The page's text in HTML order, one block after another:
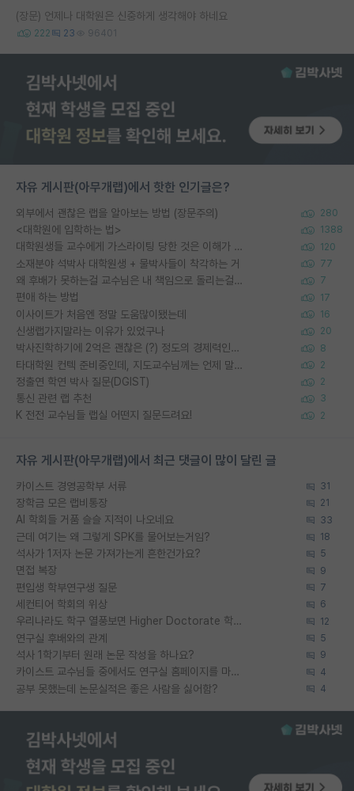
(장문) 언제나 대학원은 신중하게 생각해야 하네요
222 23 96401
자유 게시판(아무개랩)에서 핫한 인기글은?
외부에서 괜찮은 랩을 알아보는 방법 (장문주의) 280
<대학원에 입학하는 법> 1388
대학원생들 교수에게 가스라이팅 당한 것은 이해가 갑니다. 안타깝네요. 120
소재분야 석박사 대학원생 + 물박사들이 착각하는 거 77
왜 후배가 못하는걸 교수님은 내 책임으로 돌리는걸까요? 7
편애 하는 방법 17
이사이트가 처음엔 정말 도움많이됐는데 16
신생랩가지말라는 이유가 있었구나 20
박사진학하기에 2억은 괜찮은 (?) 정도의 경제력인가요 8
타대학원 컨텍 준비중인데, 지도교수님께는 언제 말씀드려야 할까요? 2
정출연 학연 박사 질문(DGIST) 2
통신 관련 랩 추천 3
K 전전 교수님들 랩실 어떤지 질문드려요! 2
자유 게시판(아무개랩)에서 최근 댓글이 많이 달린 글
카이스트 경영공학부 서류 31
장학금 모은 랩비통장 21
AI 학회들 거품 슬슬 지적이 나오네요 33
근데 여기는 왜 그렇게 SPK를 물어보는거임? 18
석사가 1저자 논문 가져가는게 흔한건가요? 5
면접 복장 9
편입생 학부연구생 질문 7
세컨티어 학회의 위상 6
우리나라도 학구 열풍보면 Higher Doctorate 학위가 필요하다고 봅니다. 12
연구실 후배와의 관계 5
석사 1학기부터 원래 논문 작성을 하나요? 9
카이스트 교수님들 중에서도 연구실 홈페이지를 마련 안 하신 분들이 계시던데 4
공부 못했는데 논문실적은 좋은 사람을 싫어함? 4